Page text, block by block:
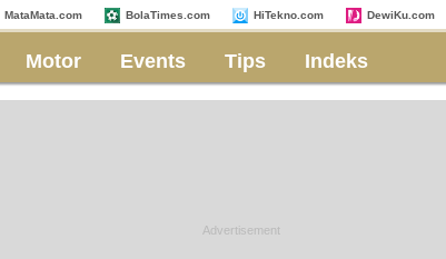
MataMata.com BolaTimes.com HiTekno.com DewiKu.com
Motor Events Tips Indeks